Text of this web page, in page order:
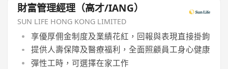
財富管理經理（高才/IANG）
SUN LIFE HONG KONG LIMITED
享優厚佣金制度及業績花紅，回報與表現直接掛鉤
提供人壽保障及醫療福利，全面照顧員工身心健康
彈性工時，可選擇在家工作